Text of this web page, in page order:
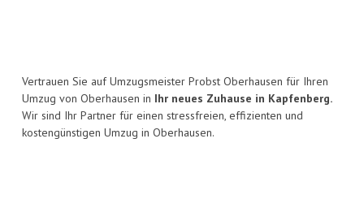
Vertrauen Sie auf Umzugsmeister Probst Oberhausen für Ihren
Umzug von Oberhausen in Ihr neues Zuhause in Kapfenberg.
Wir sind Ihr Partner für einen stressfreien, effizienten und
kostengünstigen Umzug in Oberhausen.